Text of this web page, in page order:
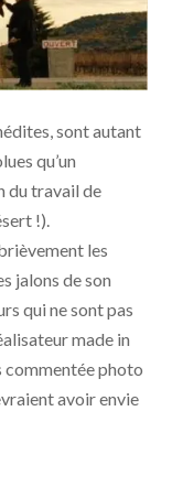
sont autant
qu’un
du travail de
!).
les
jalons de son
qui ne sont pas
made in
commentée photo
avoir envie